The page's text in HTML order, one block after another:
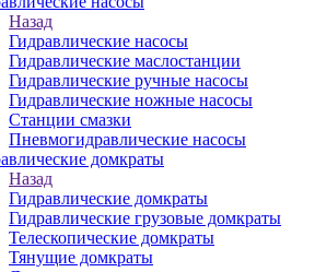
Назад
Гидравлические насосы
Гидравлические маслостанции
Гидравлические ручные насосы
Гидравлические ножные насосы
Станции смазки
Пневмогидравлические насосы
домкраты
Назад
Гидравлические домкраты
Гидравлические грузовые домкраты
Телескопические домкраты
Тянущие домкраты